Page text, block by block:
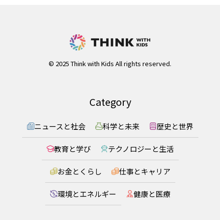
© 2025 Think with Kids All rights reserved.
Category
ニュースと社会 科学と未来 歴史と世界
教育と学び テクノロジーと生活
お金とくらし 仕事とキャリア
環境とエネルギー 健康と医療